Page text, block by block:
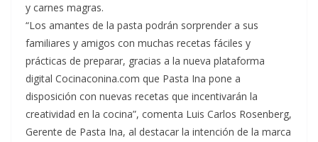
y carnes magras.
“Los amantes de la pasta podrán sorprender a sus
familiares y amigos con muchas recetas fáciles y
prácticas de preparar, gracias a la nueva plataforma
digital Cocinaconina.com que Pasta Ina pone a
disposición con nuevas recetas que incentivarán la
creatividad en la cocina”, comenta Luis Carlos Rosenberg,
Gerente de Pasta Ina, al destacar la intención de la marca